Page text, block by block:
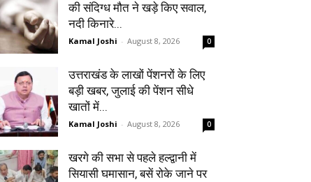
की संदिग्ध मौत ने खड़े किए सवाल,
नदी किनारे...
Kamal Joshi - August 8, 2026 0
उत्तराखंड के लाखों पेंशनरों के लिए
बड़ी खबर, जुलाई की पेंशन सीधे
खातों में...
Kamal Joshi - August 8, 2026 0
खरगे की सभा से पहले हल्द्वानी में
सियासी घमासान, बसें रोके जाने पर